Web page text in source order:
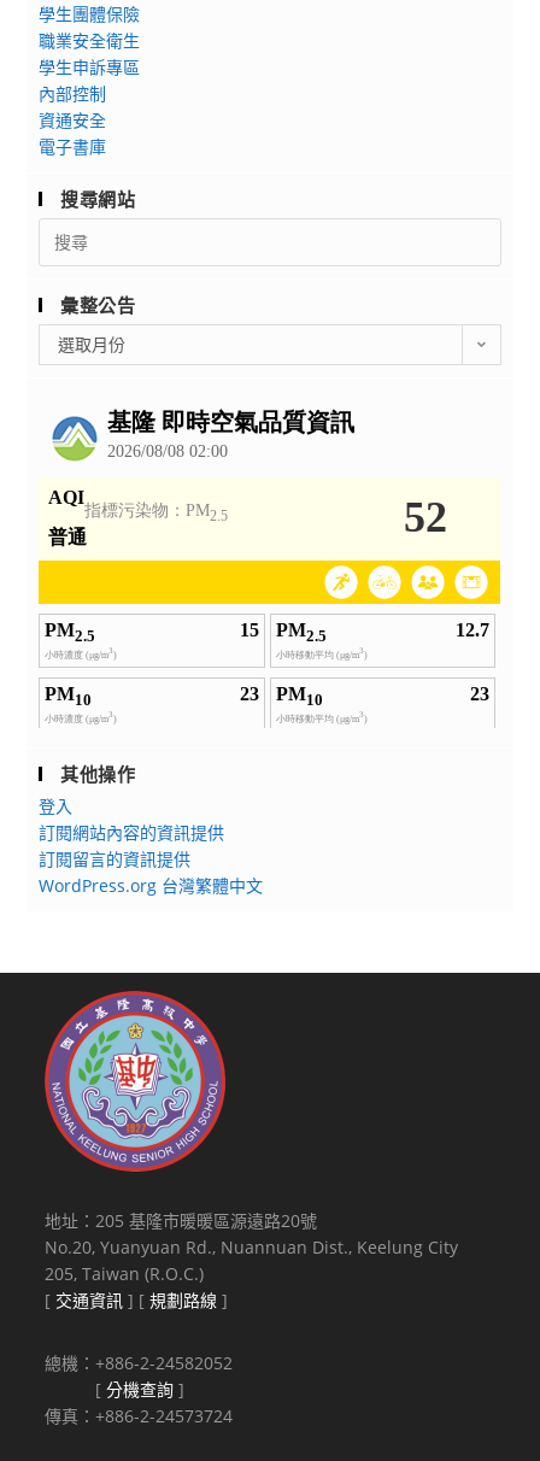
學生團體保險
職業安全衛生
學生申訴專區
內部控制
資通安全
電子書庫
搜尋網站
Search
for:
彙整公告
整
選取月份
其他操作
登入
訂閱網站內容的資訊提供
訂閱留言的資訊提供
WordPress.org 台灣繁體中文
地址：205 基隆市暖暖區源遠路20號
No.20, Yuanyuan Rd., Nuannuan Dist., Keelung City
205, Taiwan (R.O.C.)
[ 交通資訊 ] [規劃路線 ]
總機：+886-2-24582052
[分機查詢 ]
傳真：+886-2-24573724